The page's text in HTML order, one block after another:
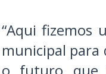
“Aqui fizemos
municipal para